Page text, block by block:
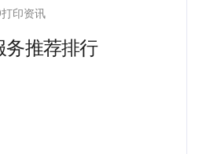
打印资讯
务推荐排行